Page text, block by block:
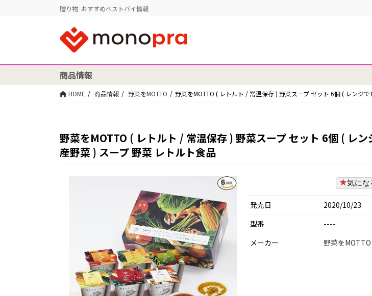
贈り物 おすすめベストバイ情報
商品情報
HOME 商品情報 野菜をMOTTO 野菜をMOTTO ( レトルト / 常温保存 ) 野菜スープ セット 6個 ( レンジ
野菜をMOTTO ( レトルト / 常温保存 ) 野菜スープ セット 6個 ( レ
産野菜 ) スープ 野菜 レトルト食品
気にな
発売日
2020/10/23
型番
----
メーカー
野菜をMOTTO